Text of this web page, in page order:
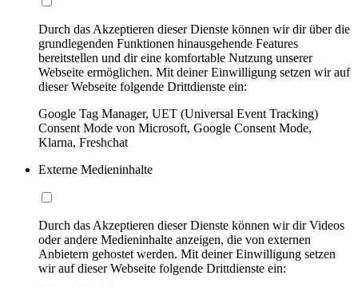
Durch das Akzeptieren dieser Dienste können wir dir über die
grundlegenden Funktionen hinausgehende Features
bereitstellen und dir eine komfortable Nutzung unserer
Webseite ermöglichen. Mit deiner Einwilligung setzen wir auf
dieser Webseite folgende Drittdienste ein:
Google Tag Manager, UET (Universal Event Tracking)
Consent Mode von Microsoft, Google Consent Mode,
Klarna, Freshchat
Externe Medieninhalte
Durch das Akzeptieren dieser Dienste können wir dir Videos
oder andere Medieninhalte anzeigen, die von externen
Anbietern gehostet werden. Mit deiner Einwilligung setzen
wir auf dieser Webseite folgende Drittdienste ein: